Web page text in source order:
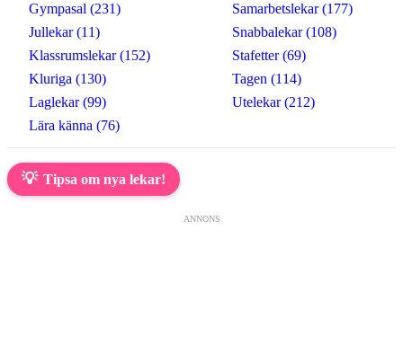
Gympasal (231)
Jullekar (11)
Klassrumslekar (152)
Kluriga (130)
Laglekar (99)
Lära känna (76)
Samarbetslekar (177)
Snabbalekar (108)
Stafetter (69)
Tagen (114)
Utelekar (212)
💡 Tipsa om nya lekar!
ANNONS